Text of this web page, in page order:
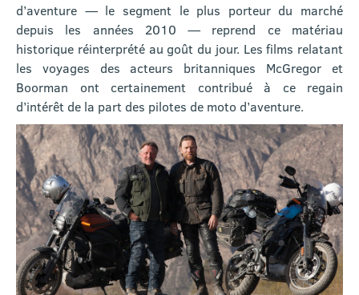
d’aventure — le segment le plus porteur du marché
depuis les années 2010 — reprend ce matériau
historique réinterprété au goût du jour. Les films relatant
les voyages des acteurs britanniques McGregor et
Boorman ont certainement contribué à ce regain
d’intérêt de la part des pilotes de moto d’aventure.